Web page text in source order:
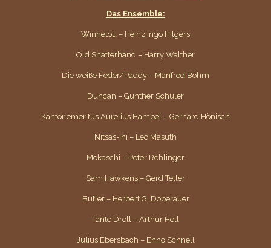
Das Ensemble:
Winnetou – Heinz Ingo Hilgers
Old Shatterhand – Harry Walther
Die weiße Feder/Paddy – Manfred Böhm
Duncan – Gunther Schüler
Kantor emeritus Aurelius Hampel – Gerhard Hönisch
Nitsas-Ini – Leo Masuth
Mokaschi – Peter Rehlinger
Sam Hawkens – Gerd Teller
Butler – Herbert G. Doberauer
Tante Droll – Arthur Hell
Julius Ebersbach – Enno Schnell